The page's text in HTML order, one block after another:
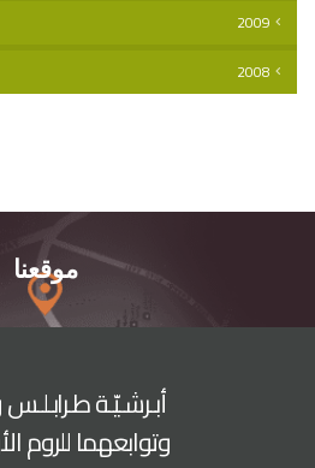
2009
2008
موقعنا
أبـرشـيّـة
وتوابعهما للروم